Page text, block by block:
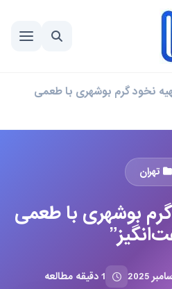
تهیه نخود گرم بوشهری با طعمی
تهران
گرم بوشهری با طعمی
1 دقیقه مطالعه